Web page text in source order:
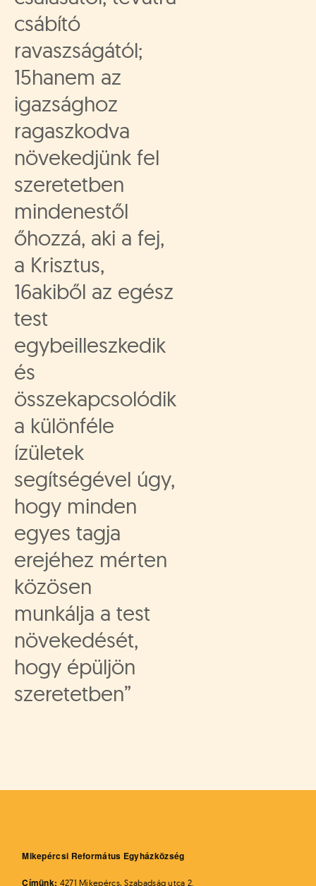
csábító
ravaszságától;
15hanem az
igazsághoz
ragaszkodva
növekedjünk fel
szeretetben
mindenestől
őhozzá, aki a fej,
a Krisztus,
16akiből az egész
test
egybeilleszkedik
és
összekapcsolódik
a különféle
ízületek
segítségével úgy,
hogy minden
egyes tagja
erejéhez mérten
közösen
munkálja a test
növekedését,
hogy épüljön
szeretetben”
Mikepércsi Református Egyházközség
Címünk: 4271 Mikepércs, Szabadság utca 2.